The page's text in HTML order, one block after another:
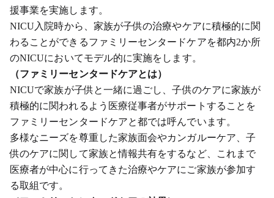
援事業を実施します。
NICU入院時から、家族が子供の治療やケアに積極的に関
わることができるファミリーセンタードケアを都内2か所
のNICUにおいてモデル的に実施をします。
（ファミリーセンタードケアとは）
NICUで家族が子供と一緒に過ごし、子供のケアに家族が
積極的に関われるよう医療従事者がサポートすることを
ファミリーセンタードケアと都では呼んでいます。
多様なニーズを尊重した家族面会やカンガルーケア、子
供のケアに関して家族と情報共有をするなど、これまで
医療者が中心に行ってきた治療やケアにご家族が参加す
る取組です。